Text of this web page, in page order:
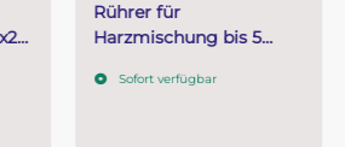
Rührer für
Harzmischung bis 5
lösemittelbeständig
Sofort verfügbar
-